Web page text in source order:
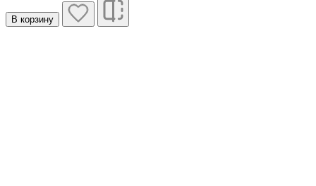
В корзину